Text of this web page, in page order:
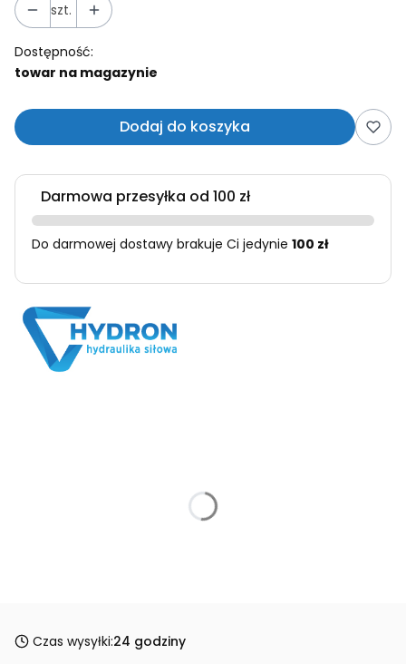
szt.
Dostępność:
towar na magazynie
Dodaj do koszyka
Darmowa przesyłka od 100 zł
Do darmowej dostawy brakuje Ci jedynie 100 zł
Czas wysyłki:24 godziny